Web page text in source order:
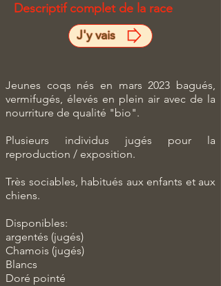
Descriptif complet de la race
J'y vais
Jeunes coqs nés en mars 2023 bagués,
vermifugés, élevés en plein air avec de la
nourriture de qualité "bio".
Plusieurs individus jugés pour la
reproduction / exposition.
Très sociables, habitués aux enfants et aux
chiens.
Disponibles:
argentés (jugés)
Chamois (jugés)
Blancs
Doré pointé